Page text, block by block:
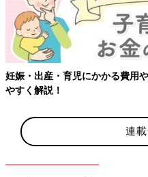
妊娠・出産・育児にかかる費用
やすく解説！
連